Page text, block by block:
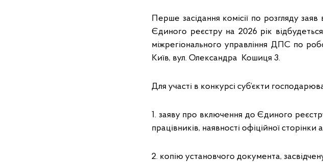
Перше засідання комісії по розгляду
Єдиного реєстру на 2026 рік
міжрегіонального управління ДПС по
Київ, вул. Олександра Кошиця 3.
Для участі в конкурсі суб’єкти
1. заяву про включення до Єдиного реєстру
працівників, наявності офіційної
2. копію установчого документа,